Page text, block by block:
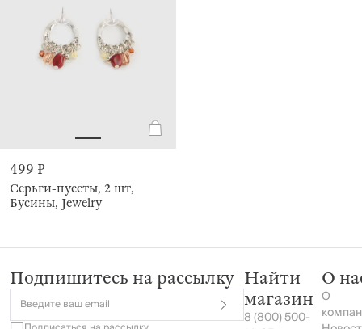
499 ₽
Серьги-пусеты, 2 шт,
Бусины, Jewelry
Подпишитесь на рассылку
Введите ваш email
Найти
магазин
8 (800) 500-
О
О